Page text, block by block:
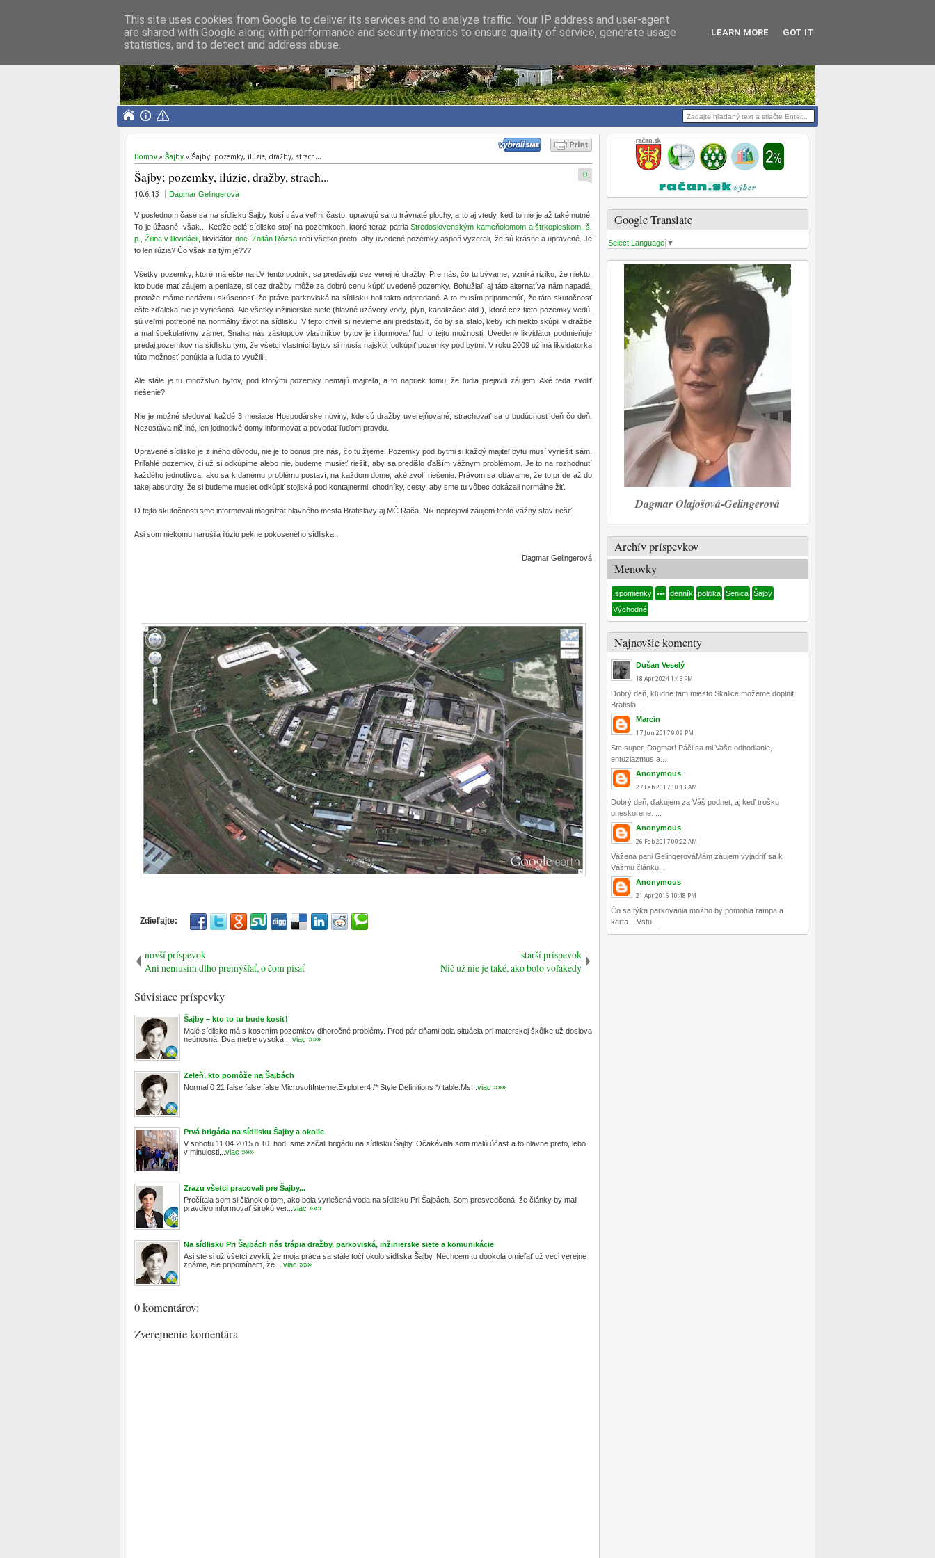
Dagmar Olajošová-Gelingerová
Domov » Šajby » Šajby: pozemky, ilúzie, dražby, strach...
Šajby: pozemky, ilúzie, dražby, strach...
10.6.13 Dagmar Gelingerová
0
V poslednom čase sa na sídlisku Šajby kosí tráva veľmi často, upravujú sa tu trávnaté plochy, a to aj vtedy, keď to nie je až také nutné.
To je úžasné, však... Keďže celé sídlisko stojí na pozemkoch, ktoré teraz patriaStredoslovenským kameňolomom a štrkopieskom, š.
p., Žilina v likvidácii , likvidátor doc. Zoltán Rózsarobí všetko preto, aby uvedené pozemky aspoň vyzerali, že sú krásne a upravené. Je
to len ilúzia? Čo však za tým je???
Všetky pozemky, ktoré má ešte na LV tento podnik, sa predávajú cez verejné dražby. Pre nás, čo tu bývame, vzniká riziko, že niekto,
kto bude mať záujem a peniaze, si cez dražby môže za dobrú cenu kúpiť uvedené pozemky. Bohužiaľ, aj táto alternatíva nám napadá,
pretože máme nedávnu skúsenosť, že práve parkoviská na sídlisku boli takto odpredané. A to musím pripomenúť, že táto skutočnosť
ešte zďaleka nie je vyriešená. Ale všetky inžinierske siete (hlavné uzávery vody, plyn, kanalizácie atď.), ktoré cez tieto pozemky vedú,
sú veľmi potrebné na normálny život na sídlisku. V tejto chvíli si nevieme ani predstaviť, čo by sa stalo, keby ich niekto skúpil v dražbe
a mal špekulatívny zámer. Snaha nás zástupcov vlastníkov bytov je informovať ľudí o tejto možnosti. Uvedený likvidátor podmieňuje
predaj pozemkov na sídlisku tým, že všetci vlastníci bytov si musia najskôr odkúpiť pozemky pod bytmi. V roku 2009 už iná likvidátorka
túto možnosť ponúkla a ľudia to využili.
Ale stále je tu množstvo bytov, pod ktorými pozemky nemajú majiteľa, a to napriek tomu, že ľudia prejavili záujem. Aké teda zvoliť
riešenie?
Nie je možné sledovať každé 3 mesiace Hospodárske noviny, kde sú dražby uverejňované, strachovať sa o budúcnosť deň čo deň.
Nezostáva nič iné, len jednotlivé domy informovať a povedať ľuďom pravdu.
Upravené sídlisko je z iného dôvodu, nie je to bonus pre nás, čo tu žijeme. Pozemky pod bytmi si každý majiteľ bytu musí vyriešiť sám.
Priľahlé pozemky, či už si odkúpime alebo nie, budeme musieť riešiť, aby sa predišlo ďalším vážnym problémom. Je to na rozhodnutí
každého jednotlivca, ako sa k danému problému postaví, na každom dome, aké zvolí riešenie. Právom sa obávame, že to príde až do
takej absurdity, že si budeme musieť odkúpiť stojiská pod kontajnermi, chodníky, cesty, aby sme tu vôbec dokázali normálne žiť.
O tejto skutočnosti sme informovali magistrát hlavného mesta Bratislavy aj MČ Rača. Nik neprejavil záujem tento vážny stav riešiť.
Asi som niekomu narušila ilúziu pekne pokoseného sídliska...
Dagmar Gelingerová
novší príspevok
Ani nemusím dlho premýšľať, o čom písať
starší príspevok
Nič už nie je také, ako bolo voľakedy
Súvisiace príspevky
Šajby – kto to tu bude kosiť!
Malé sídlisko má s kosením pozemkov dlhoročné problémy. Pred pár dňami bola situácia pri materskej škôlke už doslova
neúnosná. Dva metre vysoká ... viac »»»
Zeleň, kto pomôže na Šajbách
Normal 0 21 false false false MicrosoftInternetExplorer4 /* Style Definitions */ table.Ms... viac »»»
Prvá brigáda na sídlisku Šajby a okolie
V sobotu 11.04.2015 o 10. hod. sme začali brigádu na sídlisku Šajby. Očakávala som malú účasť a to hlavne preto, lebo
v minulosti... viac »»»
Zrazu všetci pracovali pre Šajby...
Prečítala som si článok o tom, ako bola vyriešená voda na sídlisku Pri Šajbách. Som presvedčená, že články by mali
pravdivo informovať širokú ver... viac »»»
Na sídlisku Pri Šajbách nás trápia dražby, parkoviská, inžinierske siete a komunikácie
Asi ste si už všetci zvykli, že moja práca sa stále točí okolo sídliska Šajby. Nechcem tu dookola omieľať už veci verejne
známe, ale pripomínam, že ... viac »»»
0 komentárov:
Zverejnenie komentára
Google Translate
Select Language ▼
Dagmar Olajošová-Gelingerová
Archív príspevkov
Menovky
.spomienky ••• denník politika Senica Šajby
Východné
Najnovšie komenty
Dušan Veselý
18 Apr 2024 1:45 PM
Dobrý deň, kľudne tam miesto Skalice možeme doplniť
Bratisla...
Marcin
17 Jun 2017 9:09 PM
Ste super, Dagmar! Páči sa mi Vaše odhodlanie,
entuziazmus a...
Anonymous
27 Feb 2017 10:13 AM
Dobrý deň, ďakujem za Váš podnet, aj keď trošku
oneskorene. ...
Anonymous
26 Feb 2017 00:22 AM
Vážená pani GelingerováMám záujem vyjadriť sa k
Vášmu článku...
Anonymous
21 Apr 2016 10:48 PM
Čo sa týka parkovania možno by pomohla rampa a
karta... Vstu...
This site uses cookies from Google to deliver its services and to analyze traffic. Your IP address and user-agent
are shared with Google along with performance and security metrics to ensure quality of service, generate usage
statistics, and to detect and address abuse.
LEARN MORE GOT IT